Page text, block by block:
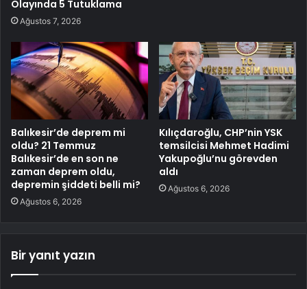
Olayında 5 Tutuklama
Ağustos 7, 2026
Balıkesir’de deprem mi
oldu? 21 Temmuz
Balıkesir’de en son ne
zaman deprem oldu,
depremin şiddeti belli mi?
Ağustos 6, 2026
Kılıçdaroğlu, CHP’nin YSK
temsilcisi Mehmet Hadimi
Yakupoğlu’nu görevden
aldı
Ağustos 6, 2026
Bir yanıt yazın